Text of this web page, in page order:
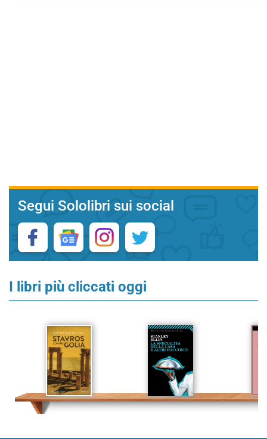
Segui Sololibri sui social
I libri più cliccati oggi